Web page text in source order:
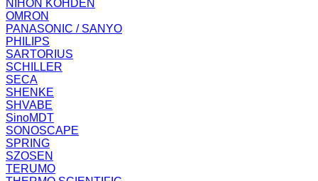
NIHON KOHDEN
OMRON
PANASONIC / SANYO
PHILIPS
SARTORIUS
SCHILLER
SECA
SHENKE
SHVABE
SinoMDT
SONOSCAPE
SPRING
SZOSEN
TERUMO